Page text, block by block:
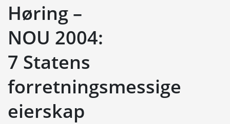
Høring –
NOU 2004:
7 Statens
forretningsmessige
eierskap